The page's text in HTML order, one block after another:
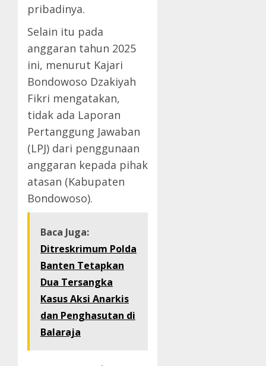
pribadinya.
Selain itu pada
anggaran tahun 2025
ini, menurut Kajari
Bondowoso Dzakiyah
Fikri mengatakan,
tidak ada Laporan
Pertanggung Jawaban
(LPJ) dari penggunaan
anggaran kepada pihak
atasan (Kabupaten
Bondowoso).
Baca Juga:
Ditreskrimum Polda
Banten Tetapkan
Dua Tersangka
Kasus Aksi Anarkis
dan Penghasutan di
Balaraja